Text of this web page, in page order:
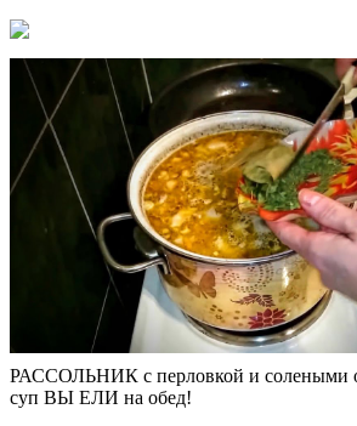
РАССОЛЬНИК с перловкой и
суп ВЫ ЕЛИ на обед!